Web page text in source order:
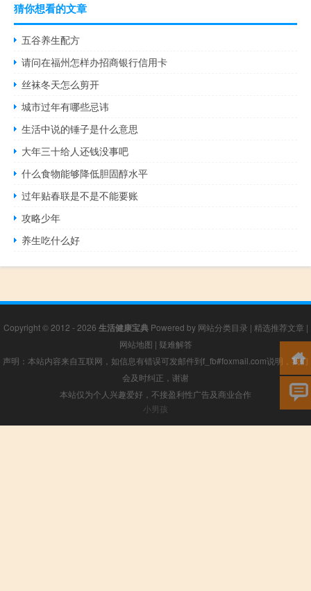
猜你想看的文章
五谷养生配方
请问在福州怎样办招商银行信用卡
丝袜冬天怎么剪开
城市过年有哪些忌讳
生活中说的锤子是什么意思
大年三十给人还钱没事吧
什么食物能够降低胆固醇水平
过年贴春联是不是不能要账
攻略少年
养生吃什么好
Copyright © 2012 - 2026 生活健康宝典Powered by 网站分类目录 | 精选推荐文章 |
网站地图 | 疑难解答
声明：本站内容来自互联网，如信息有错误可发邮件到f_fb#foxmail.com说明，我们
会及时纠正，谢谢
本站仅为个人兴趣爱好，不接盈利性广告及商业合作
小男孩